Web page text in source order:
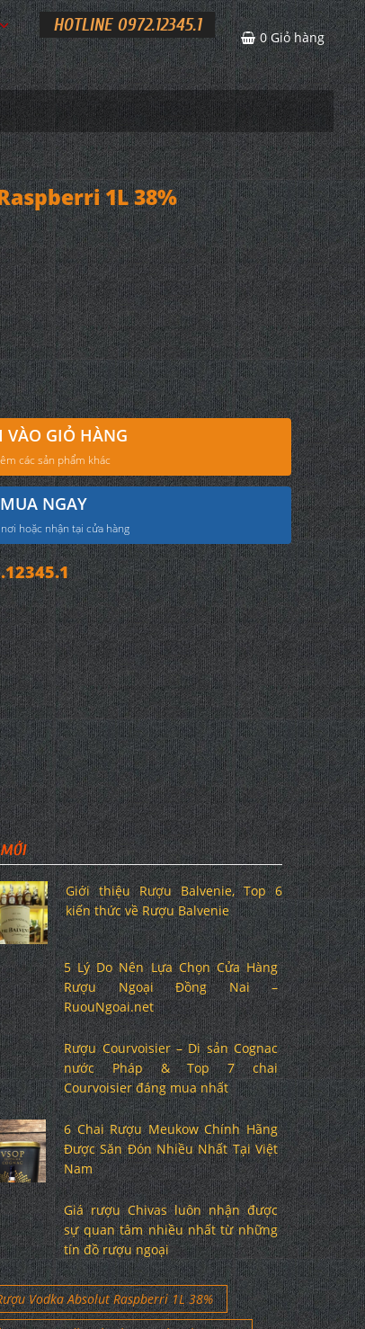
HOTLINE 0972.12345.1
0 Giỏ hàng
1L 38%
VÀO GIỎ HÀNG
các sản phẩm khác
MUA NGAY
hoặc nhận tại cửa hàng
Giới thiệu Rượu Balvenie, Top 6
kiến thức về Rượu Balvenie
5 Lý Do Nên Lựa Chọn Cửa Hàng
Rượu Ngoại Đồng Nai –
RuouNgoai.net
Rượu Courvoisier – Di sản Cognac
nước Pháp & Top 7 chai
Courvoisier đáng mua nhất
6 Chai Rượu Meukow Chính Hãng
Được Săn Đón Nhiều Nhất Tại Việt
Nam
Giá rượu Chivas luôn nhận được
sự quan tâm nhiều nhất từ những
tín đồ rượu ngoại
Vodka Absolut Raspberri 1L 38%